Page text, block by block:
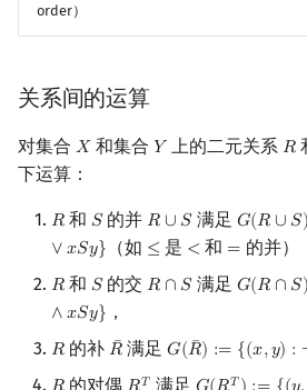
order）
关系间的运算
对集合 𝑋
X 和集合 𝑌
Y上的二元关系 𝑅
R
下运算：
𝑅
R 和 𝑆
S的并𝑅 ∪ 𝑆
R∪S 满足 𝐺(𝑅 ∪ 𝑆)
∨𝑥𝑆𝑦}
G(R∪S ):=
（如 ≤
≤ 是 <
< 和 =
= 的并）
𝑅
R 和 𝑆
S的交𝑅 ∩ 𝑆
R∩ S 满足 𝐺(𝑅 ∩ 𝑆)
∧𝑥𝑆𝑦}
G(R∩S ):={
，
𝑅
R 的补¯
𝑅
R¯ 满足𝐺(¯
𝑅) := {(𝑥,𝑦) :
G(R¯):={(x,y):¬(x R y
的对偶 𝑇 满足 𝑇